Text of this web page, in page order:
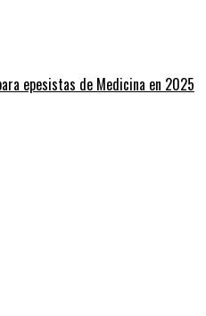
epesistas de Medicina en 2025